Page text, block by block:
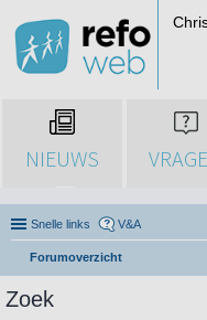
NIEUWS
Snelle links V&A
Forumoverzicht
Zoek